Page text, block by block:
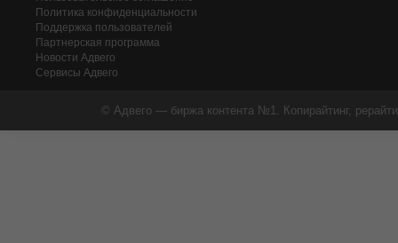
Политика конфиденциальности
Поддержка пользователей
Партнерская программа
Новости Адвего
Сервисы Адвего
© Адвего — биржа контента №1. Копирайтинг,